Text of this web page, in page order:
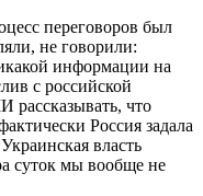
переговоров был
не говорили:
информации на
с российской
что
Россия задала
власть
суток мы вообще не